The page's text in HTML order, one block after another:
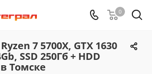
0
7 5700X, GTX 1630
SSD 250Гб + HDD
Томске